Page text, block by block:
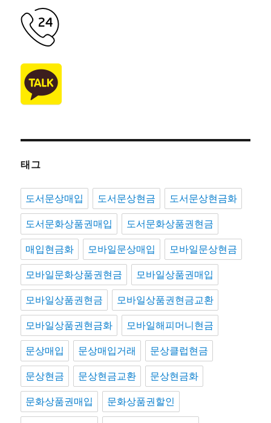
태그
도서문상매입 도서문상현금 도서문상현금화
도서문화상품권매입 도서문화상품권현금
매입현금화 모바일문상매입 모바일문상현금
모바일문화상품권현금 모바일상품권매입
모바일상품권현금 모바일상품권현금교환
모바일상품권현금화 모바일해피머니현금
문상매입 문상매입거래 문상클럽현금
문상현금 문상현금교환 문상현금화
문화상품권매입 문화상품권할인